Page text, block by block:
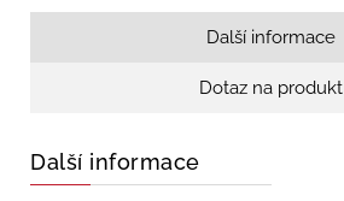
Další informace
Dotaz na produkt
Další informace